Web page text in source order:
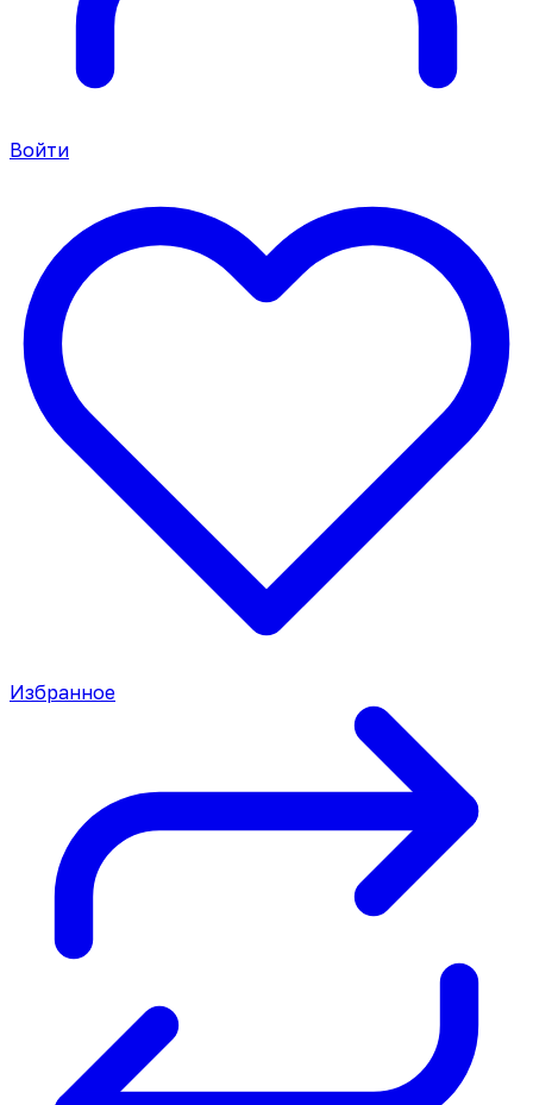
Войти
Избранное